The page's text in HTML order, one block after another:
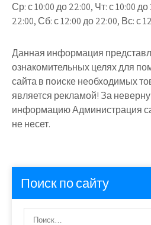
Ср: с 10:00 до 22:00, Чт: с 10:00
22:00, Сб: с 12:00 до 22:00, Вс: с
Данная информация
ознакомительных целях для
сайта в поиске необходимых
является рекламой! За
информацию Администрация
не несет.
Поиск по сайту